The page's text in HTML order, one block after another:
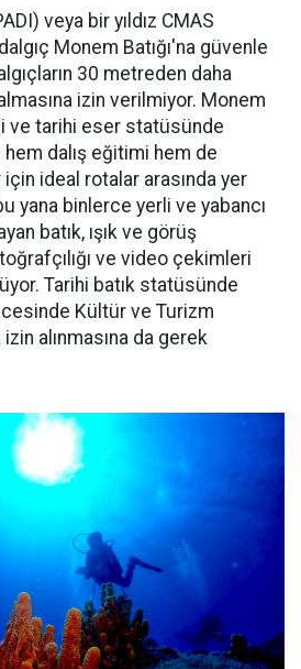
veya bir yıldız CMAS
Monem Batığı'na güvenle
30 metreden daha
izin verilmiyor. Monem
ve tarihi eser statüsünde
dalış eğitimi hem de
ideal rotalar arasında yer
yana binlerce yerli ve yabancı
batık, ışık ve görüş
ve video çekimleri
Tarihi batık statüsünde
Kültür ve Turizm
izin alınmasına da gerek